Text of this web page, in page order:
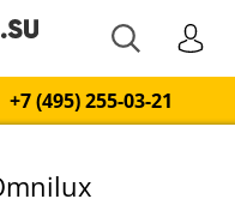
+7 (495) 255-03-21